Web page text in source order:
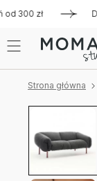
zł
Strona główna